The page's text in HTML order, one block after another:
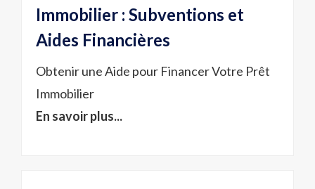
Immobilier : Subventions et
Aides Financières
Obtenir une Aide pour Financer Votre Prêt
Immobilier
En savoir plus...